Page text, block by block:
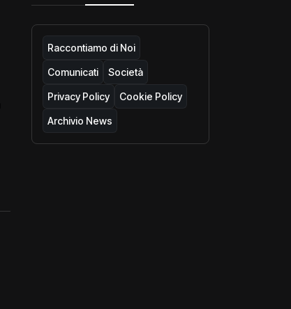
Raccontiamo di Noi
Comunicati Società
Privacy Policy Cookie Policy
Archivio News